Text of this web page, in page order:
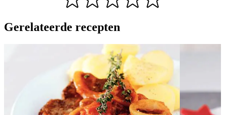
Gerelateerde recepten